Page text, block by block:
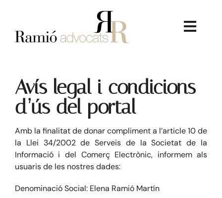
content
SERVEIS JURÍDICS
DRET IMMOBILIARI
Avís legal i condicions
d’ús del portal
Amb la finalitat de donar compliment a l’article 10 de
la Llei 34/2002 de Serveis de la Societat de la
Informació i del Comerç Electrònic, informem als
usuaris de les nostres dades:
Denominació Social: Elena Ramió Martín